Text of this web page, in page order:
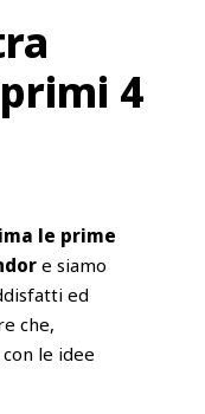
4
le prime
e siamo
ed
che,
le idee